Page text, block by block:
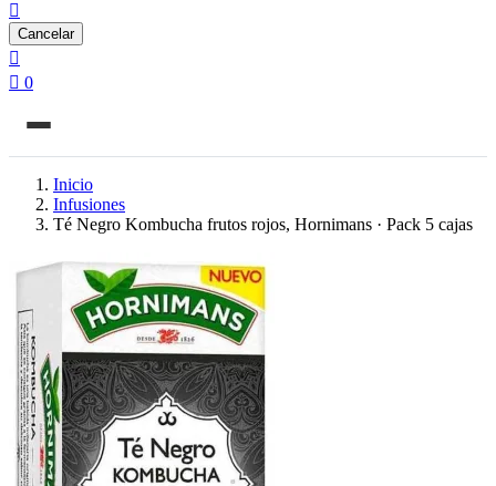

Cancelar

 0
Inicio
Infusiones
Té Negro Kombucha frutos rojos, Hornimans · Pack 5 cajas